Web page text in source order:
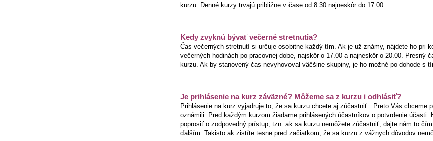
kurzu. Denné kurzy trvajú približne v čase od 8.30 najneskôr do 17.00.
Kedy zvyknú bývať večerné stretnutia?
Čas večerných stretnutí si určuje osobitne každý tím. Ak je už známy, nájdete ho pri
večerných hodinách po pracovnej dobe, najskôr o 17.00 a najneskôr o 20.00. Presný
kurzu. Ak by stanovený čas nevyhovoval väčšine skupiny, je ho možné po dohode s
Je prihlásenie na kurz záväzné? Môžeme sa z kurzu i odhlásiť?
Prihlásenie na kurz vyjadruje to, že sa kurzu chcete aj zúčastniť . Preto Vás chceme
oznámili. Pred každým kurzom žiadame prihlásených účastníkov o potvrdenie
poprosiť o zodpovedný prístup; tzn. ak sa kurzu nemôžete zúčastniť, dajte nám to
ďalším. Takisto ak zistíte tesne pred začiatkom, že sa kurzu z vážnych dôvodov